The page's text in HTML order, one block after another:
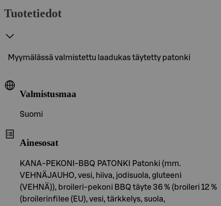
Tuotetiedot
Myymälässä valmistettu laadukas täytetty patonki
Valmistusmaa
Suomi
Ainesosat
KANA-PEKONI-BBQ PATONKI Patonki (mm.
VEHNÄJAUHO, vesi, hiiva, jodisuola, gluteeni
(VEHNÄ)), broileri-pekoni BBQ täyte 36 % (broileri 12 %
(broilerinfilee (EU), vesi, tärkkelys, suola,